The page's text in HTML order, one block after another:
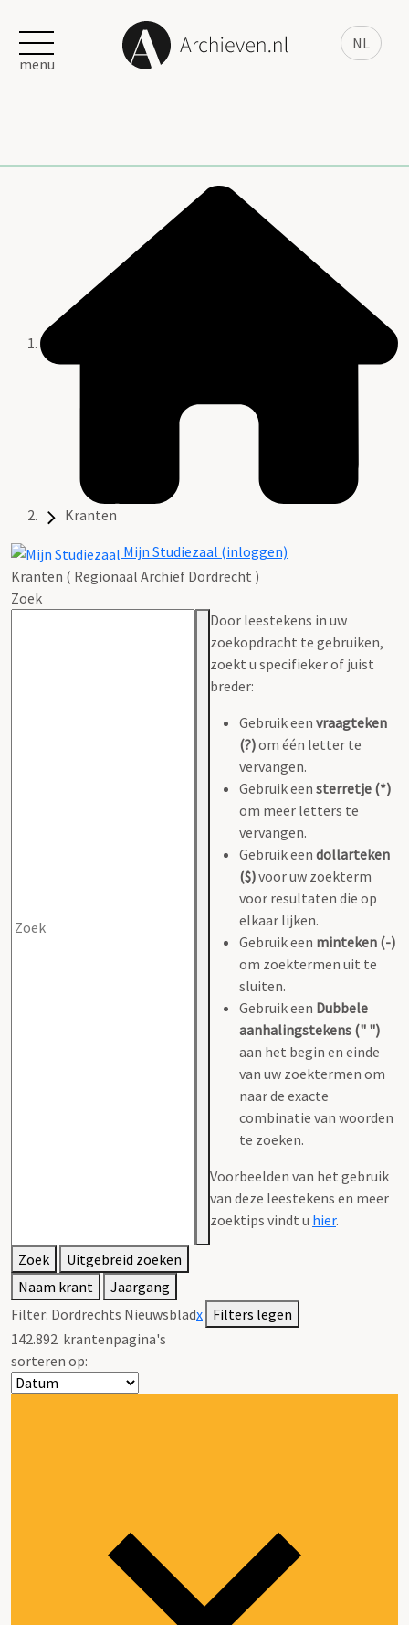
NL
menu
Kranten
Mijn Studiezaal (inloggen)
Kranten ( Regionaal Archief Dordrecht )
Zoek
Door leestekens in uw
zoekopdracht te gebruiken,
zoekt u specifieker of juist
breder:
Gebruik een vraagteken
(?)om één letter te
vervangen.
Gebruik een sterretje (*)
om meer letters te
vervangen.
Gebruik een dollarteken
($)voor uw zoekterm
voor resultaten die op
elkaar lijken.
Gebruik een minteken (-)
om zoektermen uit te
sluiten.
Gebruik een Dubbele
aanhalingstekens (" ")
aan het begin en einde
van uw zoektermen om
naar de exacte
combinatie van woorden
te zoeken.
Voorbeelden van het gebruik
van deze leestekens en meer
zoektips vindt u hier.
Zoek
Uitgebreid zoeken
Naam krant
Jaargang
Filter: Dordrechts Nieuwsbladx Filters legen
142.892 krantenpagina's
sorteren op: